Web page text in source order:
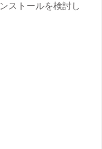
ストールを検討し